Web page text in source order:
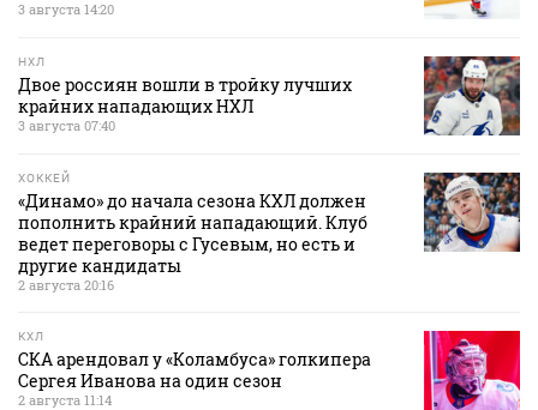
3 августа 14:20
НХЛ
Двое россиян вошли в тройку лучших
крайних нападающих НХЛ
3 августа 07:40
ХОККЕЙ
«Динамо» до начала сезона КХЛ должен
пополнить крайний нападающий. Клуб
ведет переговоры с Гусевым, но есть и
другие кандидаты
2 августа 20:16
КХЛ
СКА арендовал у «Коламбуса» голкипера
Сергея Иванова на один сезон
2 августа 11:14